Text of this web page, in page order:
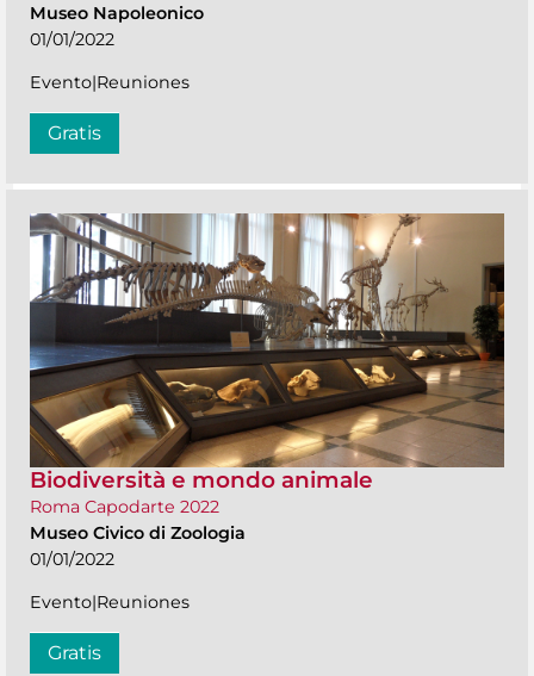
Museo Napoleonico
01/01/2022
Evento|Reuniones
Gratis
Biodiversità e mondo animale
Roma Capodarte 2022
Museo Civico di Zoologia
01/01/2022
Evento|Reuniones
Gratis